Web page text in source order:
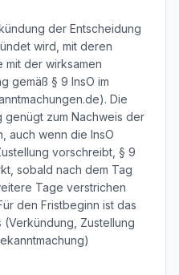
der Entscheidung
wird, mit deren
mit der wirksamen
gemäß § 9 InsO im
Die
genügt zum Nachweis der
auch wenn die InsO
vorschreibt, § 9
sobald nach dem Tag
Tage verstrichen
den Fristbeginn ist das
Zustellung